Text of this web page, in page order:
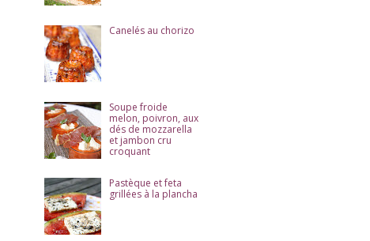
Canelés au chorizo
Soupe froide
melon, poivron, aux
dés de mozzarella
et jambon cru
croquant
Pastèque et feta
grillées à la plancha